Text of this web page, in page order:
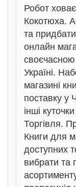
Робот
Кокотюха.
та
онлайн
Україні.
магазині
поставку у
інші
Торгівля.
Книги для
доступних
вибрати та